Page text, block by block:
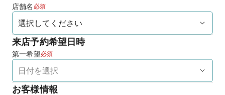
店舗名 必須
来店予約希望日時
第一希望必須
お客様情報